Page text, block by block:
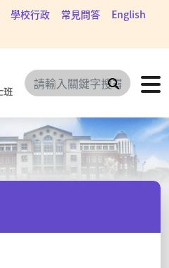
學校行政 常見問答 English
搜尋